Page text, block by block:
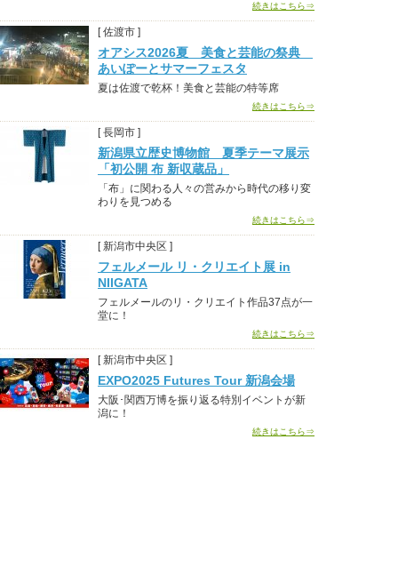
続きはこちら⇒
[ 佐渡市 ]
オアシス2026夏 美食と芸能の祭典
あいぽーとサマーフェスタ
夏は佐渡で乾杯！美食と芸能の特等席
続きはこちら⇒
[ 長岡市 ]
新潟県立歴史博物館 夏季テーマ展示
「初公開 布 新収蔵品」
「布」に関わる人々の営みから時代の移り変
わりを見つめる
続きはこちら⇒
[ 新潟市中央区 ]
フェルメール リ・クリエイト展 in
NIIGATA
フェルメールのリ・クリエイト作品37点が一
堂に！
続きはこちら⇒
[ 新潟市中央区 ]
EXPO2025 Futures Tour 新潟会場
大阪･関西万博を振り返る特別イベントが新
潟に！
続きはこちら⇒